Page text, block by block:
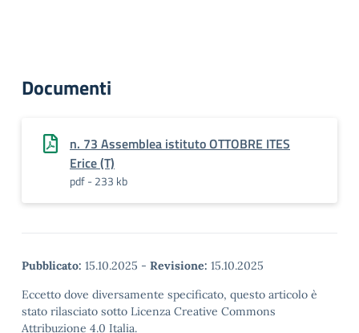
Documenti
n. 73 Assemblea istituto OTTOBRE ITES
Erice (T)
pdf - 233 kb
Pubblicato: 15.10.2025 - Revisione: 15.10.2025
Eccetto dove diversamente specificato, questo articolo è
stato rilasciato sotto Licenza Creative Commons
Attribuzione 4.0 Italia.